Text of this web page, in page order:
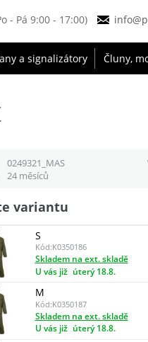
- Pá 9:00 - 17:00)
a signalizátory Čluny,
0249321_MAS
24 měsíců
variantu
S
Kód:K0350186
Skladem na ext. skladě
U vás již úterý 18.8.
M
Kód:K0350187
Skladem na ext. skladě
U vás již úterý 18.8.